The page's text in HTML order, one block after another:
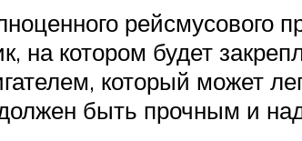
рейсмусового
на котором будет
который может
быть прочным и